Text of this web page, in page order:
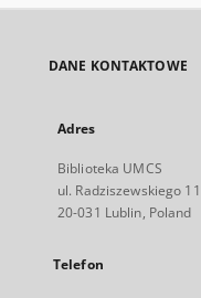
DANE KONTAKTOWE
Adres
Biblioteka UMCS
ul. Radziszewskiego 11
20-031 Lublin, Poland
Telefon